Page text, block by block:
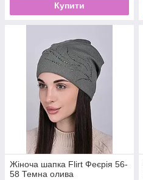
Купити
Жіноча шапка Flirt Феєрія 56-
58 Темна олива